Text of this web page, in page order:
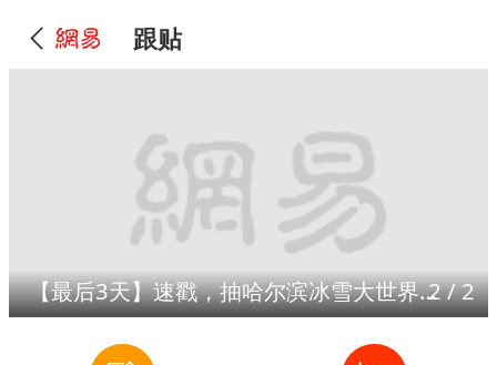
跟贴
【最后3天】速戳，抽哈尔滨冰雪大世界门票！2/2